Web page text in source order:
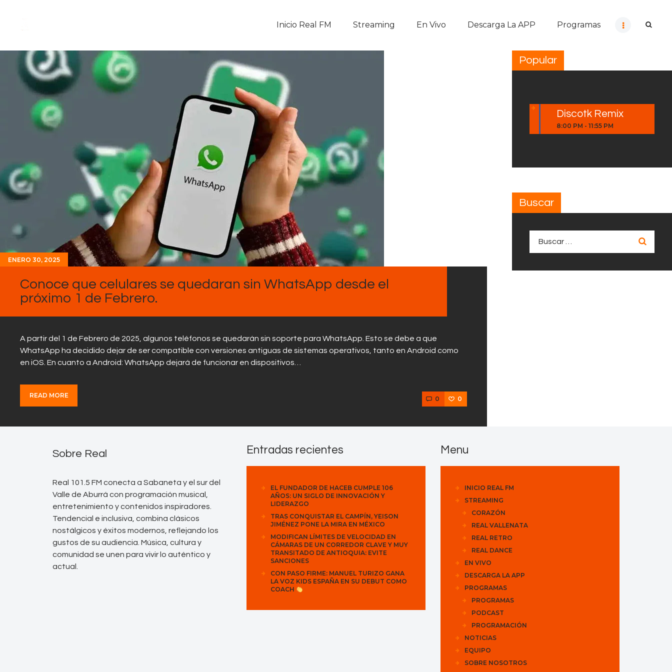
Inicio Real FM Streaming En Vivo Descarga La APP Programas
En Vivo
Descarga La APP
Programas
Noticias
Equipo
Sobre Nosotros
Contactos
ENERO 30, 2025
Conoce que celulares se quedaran sin WhatsApp desde el
próximo 1 de Febrero.
A partir del 1 de Febrero de 2025, algunos teléfonos se quedarán sin soporte para WhatsApp. Esto se debe a que
WhatsApp ha decidido dejar de ser compatible con versiones antiguas de sistemas operativos, tanto en Android como
en iOS. En cuanto a Android: WhatsApp dejará de funcionar en dispositivos…
READ MORE 0 0
Popular
Discotk Remix
8:00 PM -11:55 PM
Buscar
Sobre Real
Real 101.5 FM conecta a Sabaneta y el sur del
Valle de Aburrá con programación musical,
entretenimiento y contenidos inspiradores.
Tendencial e inclusiva, combina clásicos
nostálgicos y éxitos modernos, reflejando los
gustos de su audiencia. Música, cultura y
comunidad se unen para vivir lo auténtico y
actual.
Entradas recientes
EL FUNDADOR DE HACEB CUMPLE 106
AÑOS: UN SIGLO DE INNOVACIÓN Y
LIDERAZGO
TRAS CONQUISTAR EL CAMPÍN, YEISON
JIMÉNEZ PONE LA MIRA EN MÉXICO
MODIFICAN LÍMITES DE VELOCIDAD EN
CÁMARAS DE UN CORREDOR CLAVE Y MUY
TRANSITADO DE ANTIOQUIA: EVITE
SANCIONES
CON PASO FIRME: MANUEL TURIZO GANA
LA VOZ KIDS ESPAÑA EN SU DEBUT COMO
COACH
Menu
INICIO REAL FM
STREAMING
CORAZÓN
REAL VALLENATA
REAL RETRO
REAL DANCE
EN VIVO
DESCARGA LA APP
PROGRAMAS
PROGRAMAS
PODCAST
PROGRAMACIÓN
NOTICIAS
EQUIPO
SOBRE NOSOTROS